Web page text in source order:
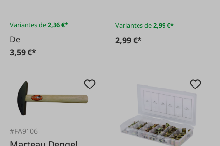
Variantes de2,36 €*
De
3,59 €*
Variantes de2,99 €*
2,99 €*
#FA9106